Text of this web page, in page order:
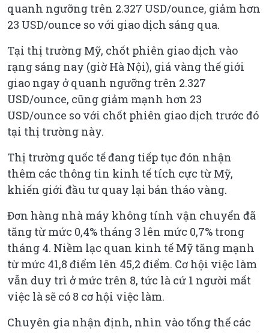
quanh ngưỡng trên 2.327 USD/ounce, giảm hơn
23 USD/ounce so với giao dịch sáng qua.
Tại thị trường Mỹ, chốt phiên giao dịch vào
rạng sáng nay (giờ Hà Nội), giá vàng thế giới
giao ngay ở quanh ngưỡng trên 2.327
USD/ounce, cũng giảm mạnh hơn 23
USD/ounce so với chốt phiên giao dịch trước đó
tại thị trường này.
Thị trường quốc tế đang tiếp tục đón nhận
thêm các thông tin kinh tế tích cực từ Mỹ,
khiến giới đầu tư quay lại bán tháo vàng.
Đơn hàng nhà máy không tính vận chuyển đã
tăng từ mức 0,4% tháng 3 lên mức 0,7% trong
tháng 4. Niềm lạc quan kinh tế Mỹ tăng mạnh
từ mức 41,8 điểm lên 45,2 điểm. Cơ hội việc làm
vẫn duy trì ở mức trên 8, tức là cứ 1 người mất
việc là sẽ có 8 cơ hội việc làm.
Chuyên gia nhận định, nhìn vào tổng thể các